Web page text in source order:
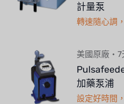
計量泵
轉速隨心調
美國原廠・
加藥泵浦
設定好時間